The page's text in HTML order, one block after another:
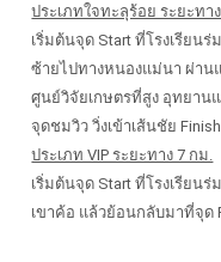
ประเภทใจทะลุร้อย ระยะทาง
เริ่มต้นจุด Start ที่โรงเรียน
ซ้ายไปทางหนองแม่นา ผ่า
ศูนย์วิจัยเกษตรที่สูง อุทยาน
จุดชมวิว วิ่งเข้าเส้นชัย
ประเภท VIP ระยะทาง 7 กม.
เริ่มต้นจุด Start ที่โรงเรียน
เขาค้อ แล้วย้อนกลับมาที่จุด